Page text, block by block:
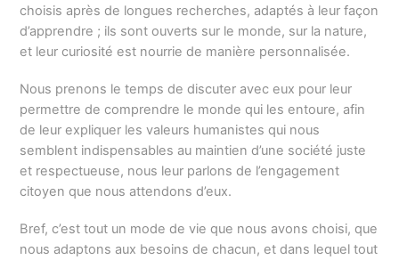
choisis après de longues recherches, adaptés à leur façon
d’apprendre ; ils sont ouverts sur le monde, sur la nature,
et leur curiosité est nourrie de manière personnalisée.
Nous prenons le temps de discuter avec eux pour leur
permettre de comprendre le monde qui les entoure, afin
de leur expliquer les valeurs humanistes qui nous
semblent indispensables au maintien d’une société juste
et respectueuse, nous leur parlons de l’engagement
citoyen que nous attendons d’eux.
Bref, c’est tout un mode de vie que nous avons choisi, que
nous adaptons aux besoins de chacun, et dans lequel tout